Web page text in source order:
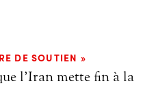
DE SOUTIEN »
l’Iran mette fin à la